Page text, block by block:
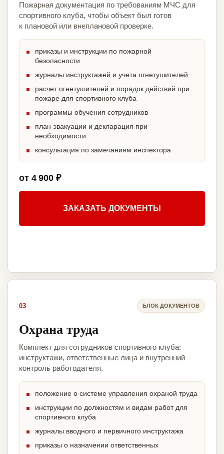
Пожарная документация по требованиям МЧС для
спортивного клуба, чтобы объект был готов
к плановой или внеплановой проверке.
приказы и инструкции по пожарной
безопасности
журналы инструктажей и учета огнетушителей
расчет огнетушителей и порядок действий при
пожаре для спортивного клуба
программы обучения сотрудников
план эвакуации и декларация при
необходимости
консультация по замечаниям инспектора
от 4 900 ₽
ЗАКАЗАТЬ ДОКУМЕНТЫ
03 БЛОК ДОКУМЕНТОВ
Охрана труда
Комплект для сотрудников спортивного клуба:
инструктажи, ответственные лица и внутренний
контроль работодателя.
положение о системе управления охраной труда
инструкции по должностям и видам работ для
спортивного клуба
журналы вводного и первичного инструктажа
приказы о назначении ответственных